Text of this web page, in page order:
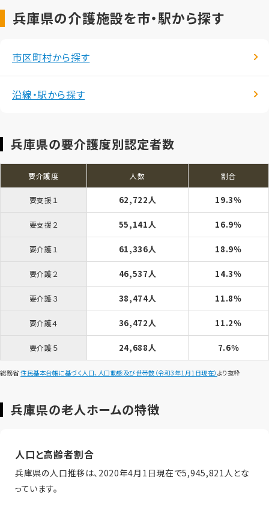
兵庫県の介護施設を市・駅から探す
市区町村から探す
沿線・駅から探す
兵庫県の要介護度別認定者数
要介護度 人数 割合
要支援１ 62,722人 19.3％
要支援２ 55,141人 16.9％
要介護１ 61,336人 18.9％
要介護２ 46,537人 14.3％
要介護３ 38,474人 11.8％
要介護４ 36,472人 11.2％
要介護５ 24,688人 7.6％
総務省住民基本台帳に基づく人口、人口動態及び世帯数（令和3年1月1日現在） より抜粋
兵庫県の老人ホームの特徴
人口と高齢者割合
兵庫県の人口推移は、2020年4月1日現在で5,945,821人とな
っています。